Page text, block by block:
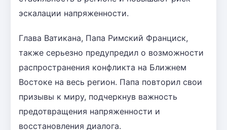
эскалации напряженности.
Глава Ватикана, Папа Римский Франциск,
также серьезно предупредил о возможности
распространения конфликта на Ближнем
Востоке на весь регион. Папа повторил свои
призывы к миру, подчеркнув важность
предотвращения напряженности и
восстановления диалога.